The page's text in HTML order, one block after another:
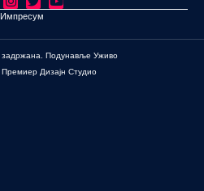
Импресум
Подунавље Уживо
Премиер Дизајн Студио